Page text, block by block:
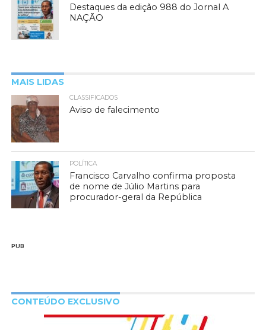
Destaques da edição 988 do Jornal A
NAÇÃO
MAIS LIDAS
CLASSIFICADOS
Aviso de falecimento
POLÍTICA
Francisco Carvalho confirma proposta
de nome de Júlio Martins para
procurador-geral da República
PUB
CONTEÚDO EXCLUSIVO